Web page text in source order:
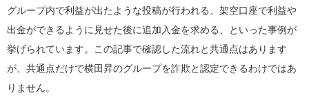
グループ内で利益が出たような投稿が行われる、架空口座で利益や
出金ができるように見せた後に追加入金を求める、といった事例が
挙げられています。この記事で確認した流れと共通点はあります
が、共通点だけで横田昇のグループを詐欺と認定できるわけではあ
りません。